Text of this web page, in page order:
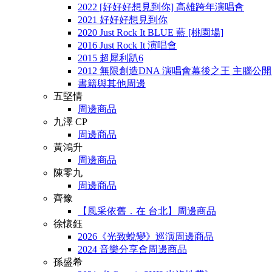
2022 [好好好想見到你] 高雄跨年演唱會
2021 好好好想見到你
2020 Just Rock It BLUE 藍 [桃園場]
2016 Just Rock It 演唱會
2015 超犀利趴6
2012 無限創造DNA 演唱會幕後之王 主腦公
書籍與其他周邊
五堅情
周邊商品
九澤 CP
周邊商品
黃鴻升
周邊商品
陳零九
周邊商品
齊豫
【風采依舊．在 台北】周邊商品
徐懷鈺
2026《光致蛻變》巡演周邊商品
2024 音樂分享會周邊商品
孫盛希